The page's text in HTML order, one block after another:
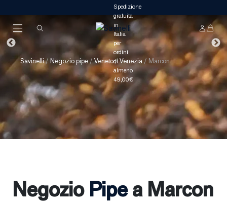
Savinelli/ Negozio pipe/Veneto/Venezia / Marcon
Negozio Pipea Marcon